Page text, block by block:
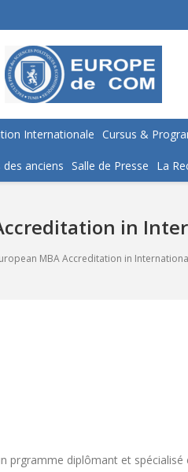
Internationale Cursus &
des anciens Salle de Presse La
in
MBA Accreditation in
prgramme diplômant et spécialisé